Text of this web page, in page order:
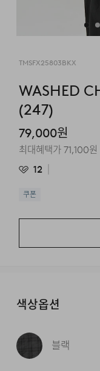
TMSFX25803BKX
WASHED
(247)
79,000원
최대혜택가71,100원
12
쿠폰
색상옵션
블랙